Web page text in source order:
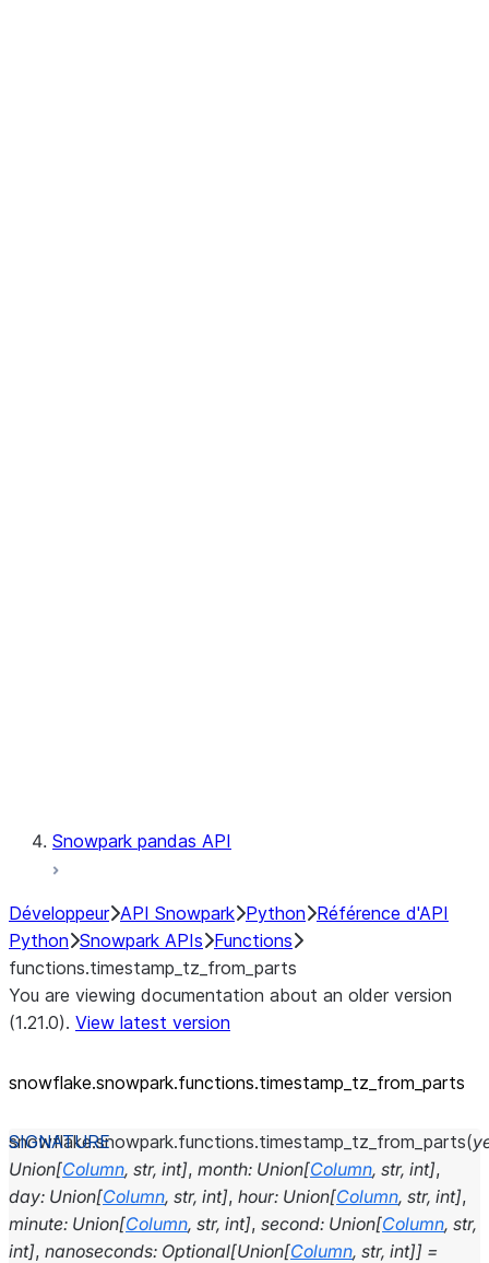
Snowpark pandas API
Développeur API Snowpark Python Référence d'API
Python Snowpark APIs Functions
functions.timestamp_tz_from_parts
You are viewing documentation about an older version
(1.21.0). View latest version
snowflake.snowpark.functions.timestamp_ tz_ from_ parts
snowflake.snowpark.functions.timestamp_tz_from_parts(
Union[Column, str, int], month: Union[Column, str, int],
day: Union[Column, str, int], hour: Union[Column, str, int],
minute: Union[Column, str, int], second: Union[Column, str,
int], nanoseconds: Optional[Union[Column, str, int]] =